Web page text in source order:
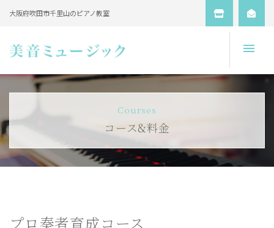
大阪府吹田市千里山のピアノ教室
Courses
コース&料金
プロ奏者育成コース